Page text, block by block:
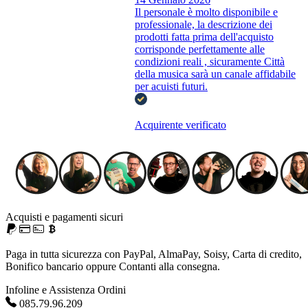
Il personale è molto disponibile e
professionale, la descrizione dei
prodotti fatta prima dell'acquisto
corrisponde perfettamente alle
condizioni reali , sicuramente Città
della musica sarà un canale affidabile
per acuisti futuri.
Acquirente verificato
Acquisti e pagamenti sicuri
Paga in tutta sicurezza con PayPal, AlmaPay, Soisy, Carta di credito,
Bonifico bancario oppure Contanti alla consegna.
Infoline e Assistenza Ordini
085.79.96.209